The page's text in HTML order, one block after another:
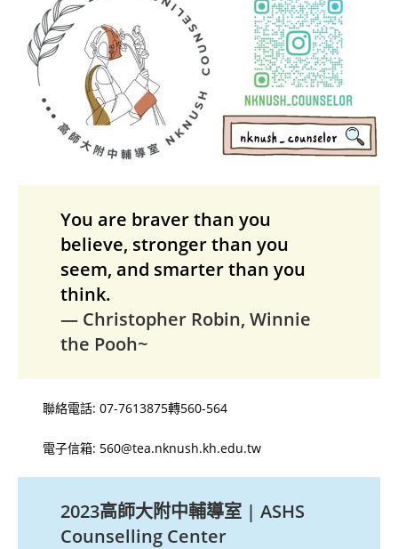
You are braver than you
believe, stronger than you
seem, and smarter than you
think.
— Christopher Robin, Winnie
the Pooh~
聯絡電話: 07-7613875轉560-564
電子信箱: 560@tea.nknush.kh.edu.tw
2023高師大附中輔導室 | ASHS
Counselling Center